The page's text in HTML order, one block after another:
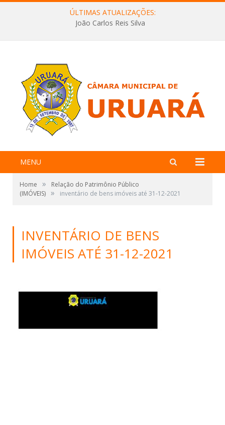
ÚLTIMAS ATUALIZAÇÕES:
João Carlos Reis Silva
MENU
Home »
Relação do Patrimônio Público
(IMÓVEIS) » inventário de bens imóveis até 31-12-2021
INVENTÁRIO DE BENS
IMÓVEIS ATÉ 31-12-2021